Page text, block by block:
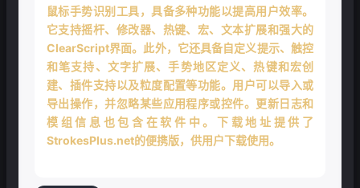
鼠标手势识别工具，具备多种功能以提高用户效率。
它支持摇杆、修改器、热键、宏、文本扩展和强大的
ClearScript界面。此外，它还具备自定义提示、触控
和笔支持、文字扩展、手势地区定义、热键和宏创
建、插件支持以及粒度配置等功能。用户可以导入或
导出操作，并忽略某些应用程序或控件。更新日志和
模组信息也包含在软件中。下载地址提供了
StrokesPlus.net的便携版，供用户下载使用。